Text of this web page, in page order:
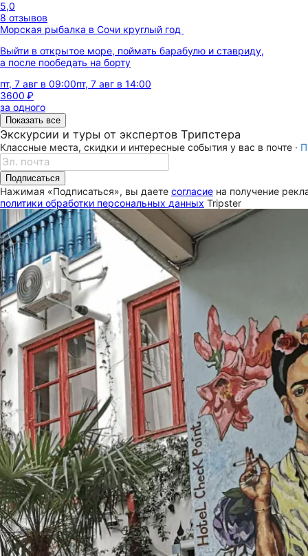
5,0
8 отзывов
Морская рыбалка в Сочи круглый год
Выйти в открытое море, поймать барабулю и ставриду,
а после пообедать на борту
пт, 7 авг в 09:00пт, 7 авг в 14:00
3600 ₽
за одного
Показать все
Экскурсии и туры от экспертов Трипстера
Классные места, скидки и интересные события у вас в почте ·
Подписаться
Нажимая «Подписаться», вы даете согласие на получение
политики обработки персональных данных Tripster